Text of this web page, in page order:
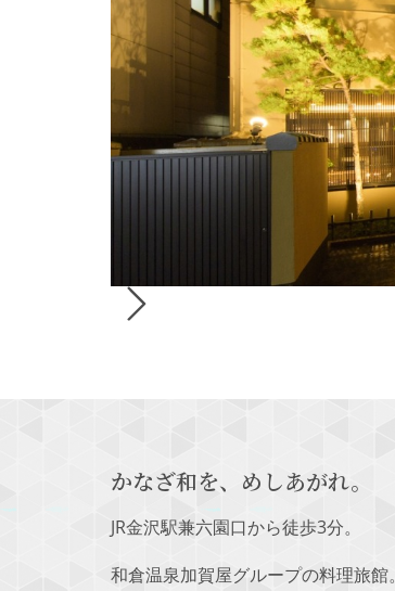
かなざ和を、めしあがれ。
JR金沢駅兼六園口から徒歩3分。
和倉温泉加賀屋グループの料理旅館。